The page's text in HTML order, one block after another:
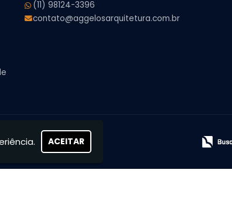
(11) 98124-3396
contato@aggelosarquitetura.com.br
ACEITAR